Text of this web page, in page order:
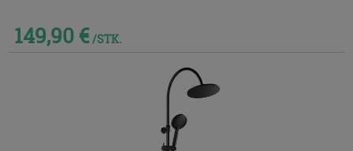
149,90 € /STK.